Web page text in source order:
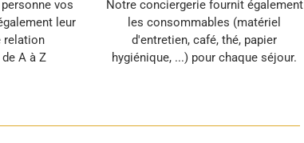
vos
leur
relation
A à Z
Notre conciergerie fournit également
les consommables (matériel
d'entretien, café, thé, papier
hygiénique, ...) pour chaque séjour.